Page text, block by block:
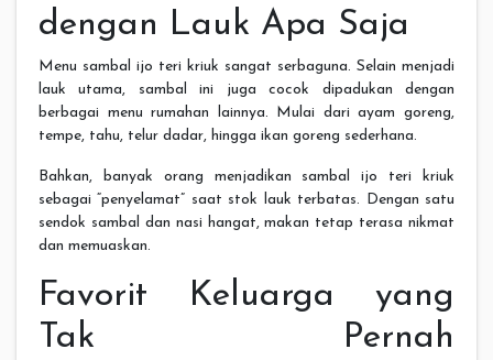
dengan Lauk Apa Saja
Menu sambal ijo teri kriuk sangat serbaguna. Selain menjadi
lauk utama, sambal ini juga cocok dipadukan dengan
berbagai menu rumahan lainnya. Mulai dari ayam goreng,
tempe, tahu, telur dadar, hingga ikan goreng sederhana.
Bahkan, banyak orang menjadikan sambal ijo teri kriuk
sebagai “penyelamat” saat stok lauk terbatas. Dengan satu
sendok sambal dan nasi hangat, makan tetap terasa nikmat
dan memuaskan.
Favorit Keluarga yang
Tak Pernah